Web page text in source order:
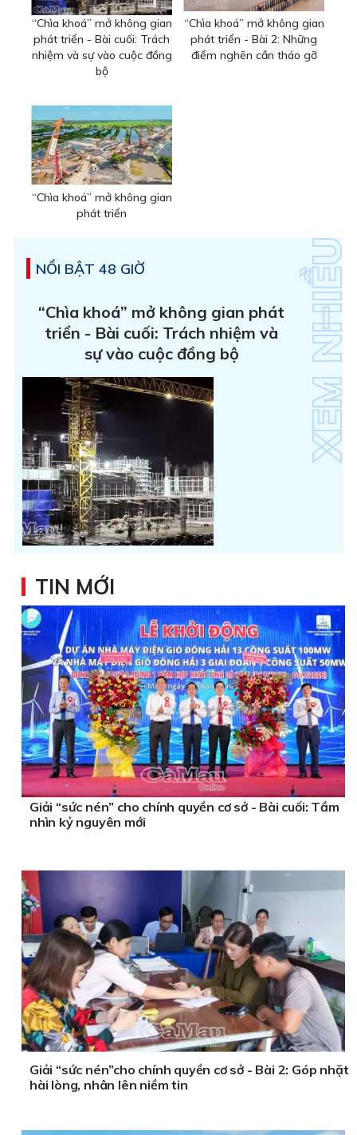
“Chìa khoá” mở không gian
phát triển - Bài cuối: Trách
nhiệm và sự vào cuộc đồng
bộ
“Chìa khoá” mở không gian
phát triển - Bài 2: Những
điểm nghẽn cần tháo gỡ
“Chìa khoá” mở không gian
phát triển
NỔI BẬT 48 GIỜ
“Chìa khoá” mở không gian phát
triển - Bài cuối: Trách nhiệm và
sự vào cuộc đồng bộ
TIN MỚI
Giải “sức nén” cho chính quyền cơ sở - Bài cuối: Tầm
nhìn kỷ nguyên mới
Giải “sức nén”cho chính quyền cơ sở - Bài 2: Góp nhặt
hài lòng, nhân lên niềm tin